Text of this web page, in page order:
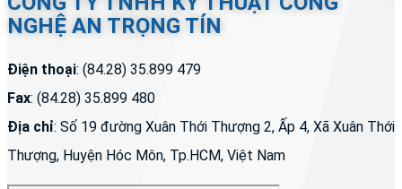
NGHỆ AN TRỌNG TÍN
Điện thoại: (84.28) 35.899 479
Fax: (84.28) 35.899 480
Địa chỉ: Số 19 đường Xuân Thới Thượng 2, Ấp 4, Xã Xuân Thới
Thượng, Huyện Hóc Môn, Tp.HCM, Việt Nam